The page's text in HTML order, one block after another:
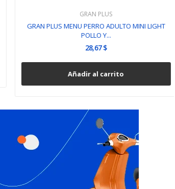
GRAN PLUS
GRAN PLUS MENU PERRO ADULTO MINI LIGHT
POLLO Y...
28,67 $
Añadir al carrito